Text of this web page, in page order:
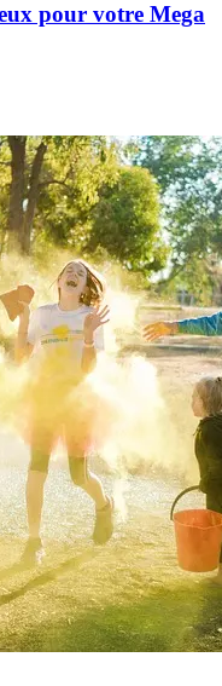
pour votre Mega